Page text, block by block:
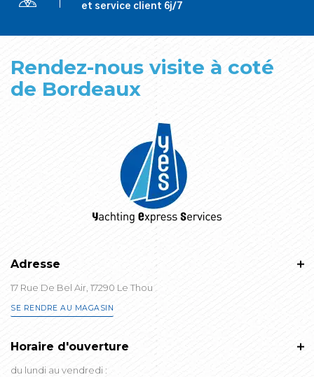
et service client 6j/7
Rendez-nous visite à coté
de Bordeaux
Adresse
17 Rue De Bel Air, 17290 Le Thou
SE RENDRE AU MAGASIN
Horaire d'ouverture
du lundi au vendredi :